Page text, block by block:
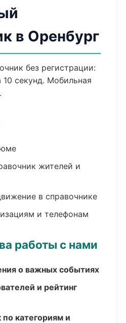
в Оренбург
без регистрации:
секунд. Мобильная
жителей и
в справочнике
и телефонам
работы с нами
о важных событиях
и рейтинг
категориям и